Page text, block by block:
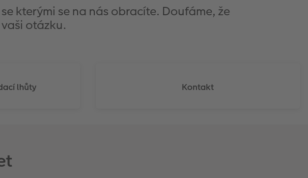
kterými se na nás obracíte. Doufáme, že
otázku.
lhůty Kontakt